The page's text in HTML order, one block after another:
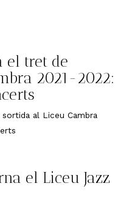
el tret de
2021-2022:
el Liceu Jazz